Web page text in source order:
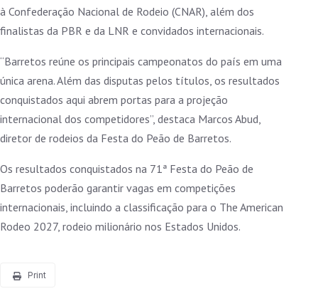
à Confederação Nacional de Rodeio (CNAR), além dos
finalistas da PBR e da LNR e convidados internacionais.
“Barretos reúne os principais campeonatos do país em uma
única arena. Além das disputas pelos títulos, os resultados
conquistados aqui abrem portas para a projeção
internacional dos competidores”, destaca Marcos Abud,
diretor de rodeios da Festa do Peão de Barretos.
Os resultados conquistados na 71ª Festa do Peão de
Barretos poderão garantir vagas em competições
internacionais, incluindo a classificação para o The American
Rodeo 2027, rodeio milionário nos Estados Unidos.
Print